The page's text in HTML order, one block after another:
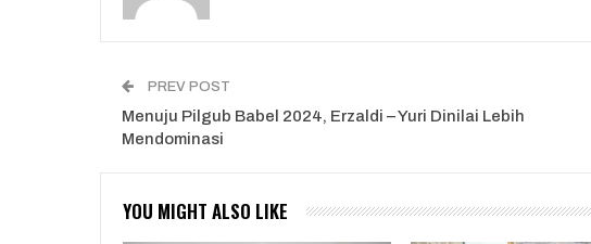
PREV POST
Menuju Pilgub Babel 2024, Erzaldi – Yuri Dinilai Lebih
Mendominasi
YOU MIGHT ALSO LIKE